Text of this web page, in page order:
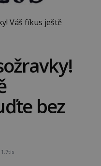
Váš fíkus ještě
bez
1.7tis